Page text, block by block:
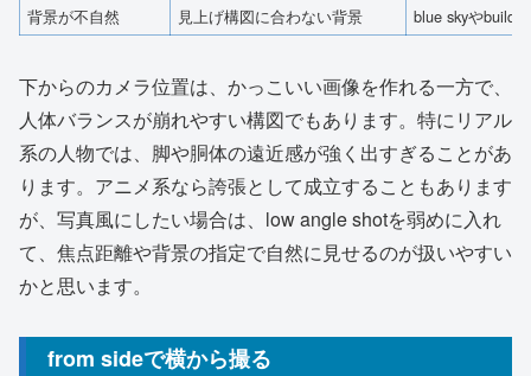
背景が不自然
見上げ構図に合わない背景 blue skyや
下からのカメラ位置は、かっこいい画像を作れる一方で、
人体バランスが崩れやすい構図でもあります。特にリアル
系の人物では、脚や胴体の遠近感が強く出すぎることがあ
ります。アニメ系なら誇張として成立することもあります
が、写真風にしたい場合は、low angle shotを弱めに入れ
て、焦点距離や背景の指定で自然に見せるのが扱いやすい
かと思います。
from sideで横から撮る